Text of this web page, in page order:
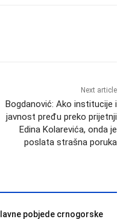
Next article
Bogdanović: Ako institucije i
javnost pređu preko prijetnji
Edina Kolarevića, onda je
poslata strašna poruka
pobjede crnogorske